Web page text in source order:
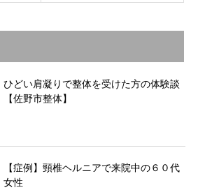
ひどい肩凝りで整体を受けた方の体験談
【佐野市整体】
【症例】頸椎ヘルニアで来院中の６０代
女性